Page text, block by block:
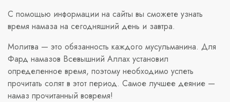
С помощью информации на сайты вы сможете узнать
время намаза на сегодняшний день и завтра.
Молитва — это обязанность каждого мусульманина. Для
Фард намазов Всевышний Аллах установил
определенное время, поэтому необходимо успеть
прочитать солят в этот период. Самое лучшее деяние —
намаз прочитанный вовремя!